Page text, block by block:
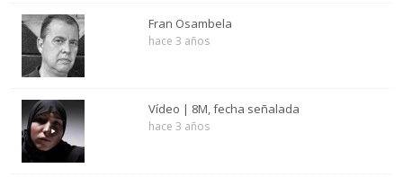
Fran Osambela
hace 3 años
Vídeo | 8M, fecha señalada
hace 3 años